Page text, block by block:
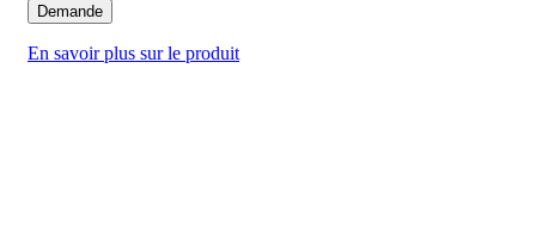
Demande
En savoir plus sur le produit